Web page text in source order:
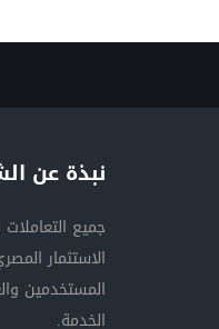
نبذة عن
جميع
المستخدمين
الخدمة.